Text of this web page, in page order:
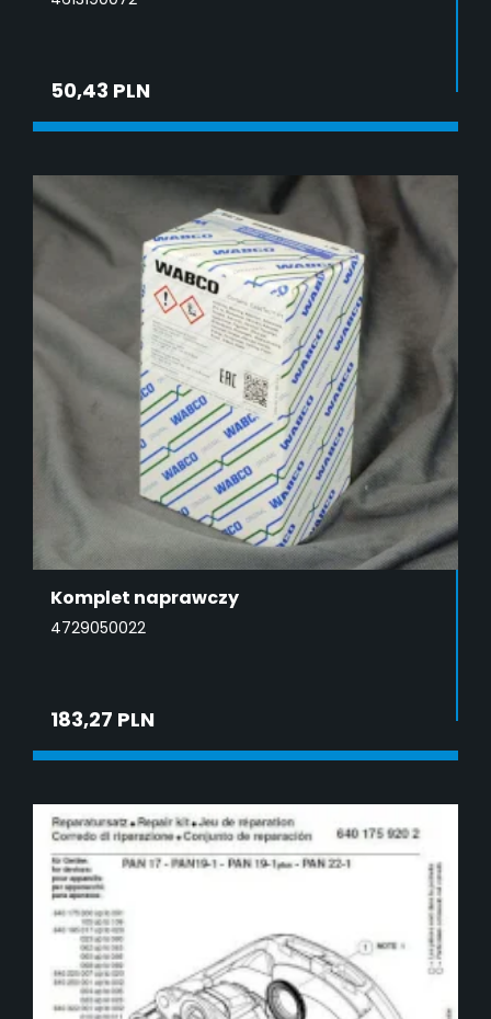
50,43 PLN
Komplet naprawczy
4729050022
183,27 PLN